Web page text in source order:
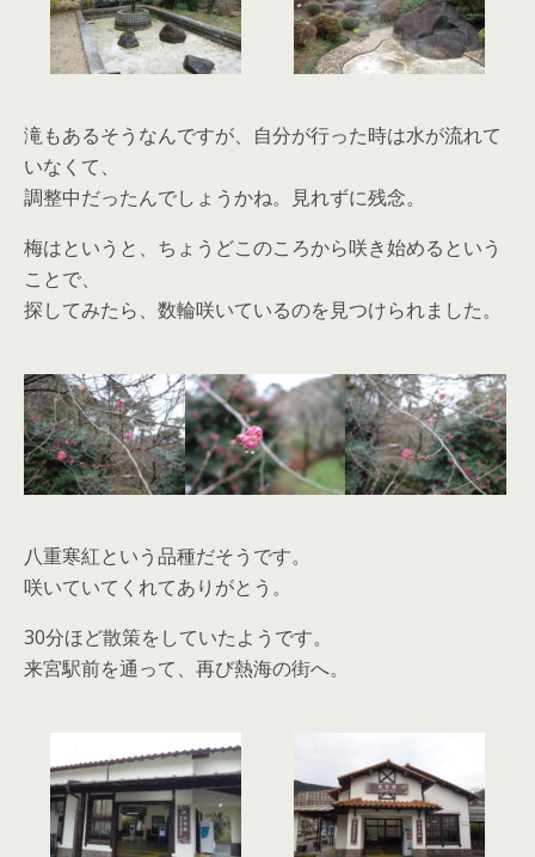
滝もあるそうなんですが、自分が行った時は水が流れて
いなくて、
調整中だったんでしょうかね。見れずに残念。
梅はというと、ちょうどこのころから咲き始めるという
ことで、
探してみたら、数輪咲いているのを見つけられました。
八重寒紅という品種だそうです。
咲いていてくれてありがとう。
30分ほど散策をしていたようです。
来宮駅前を通って、再び熱海の街へ。